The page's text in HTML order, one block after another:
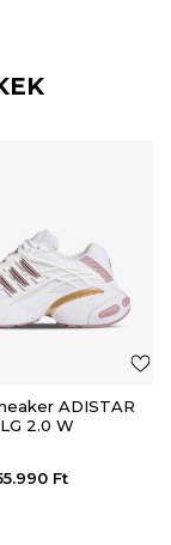
ADISTAR
2.0 W
Ft